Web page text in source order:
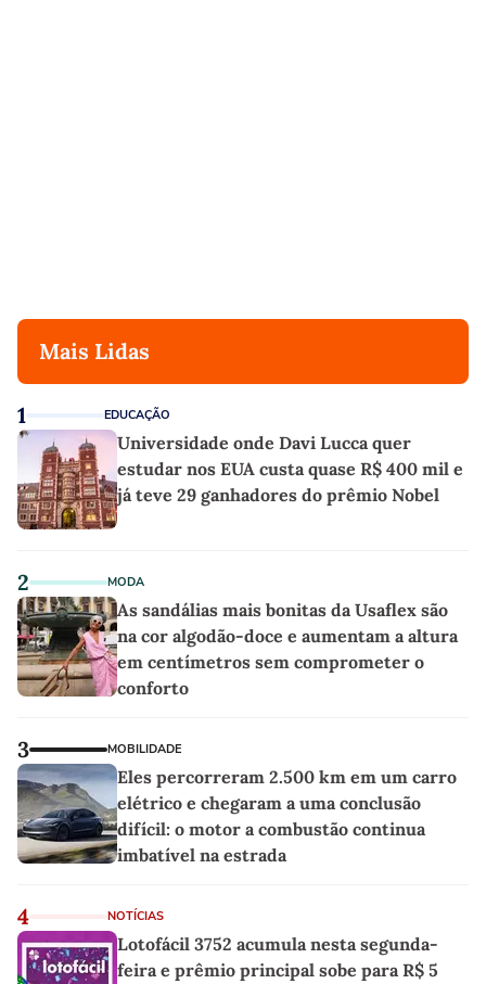
Mais Lidas
1 EDUCAÇÃO
Universidade onde Davi Lucca quer
estudar nos EUA custa quase R$ 400 mil e
já teve 29 ganhadores do prêmio Nobel
2 MODA
As sandálias mais bonitas da Usaflex são
na cor algodão-doce e aumentam a altura
em centímetros sem comprometer o
conforto
3 MOBILIDADE
Eles percorreram 2.500 km em um carro
elétrico e chegaram a uma conclusão
difícil: o motor a combustão continua
imbatível na estrada
4 NOTÍCIAS
Lotofácil 3752 acumula nesta segunda-
feira e prêmio principal sobe para R$ 5